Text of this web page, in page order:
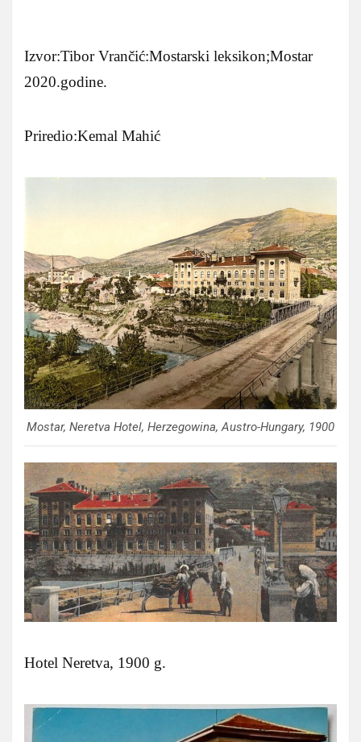
Izvor:Tibor Vrančić:Mostarski leksikon;Mostar
2020.godine.
Priredio:Kemal Mahić
Mostar, Neretva Hotel, Herzegowina, Austro-Hungary, 1900
Hotel Neretva, 1900 g.